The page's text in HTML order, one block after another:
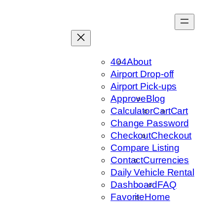
404About
Airport Drop-off
Airport Pick-ups
ApproveBlog
CalculatorCartCart
Change Password
CheckoutCheckout
Compare Listing
ContactCurrencies
Daily Vehicle Rental
DashboardFAQ
FavoriteHome